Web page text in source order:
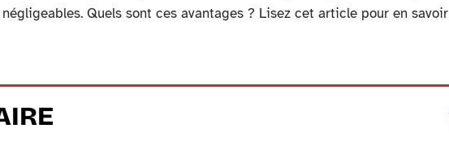
Quels sont ces avantages ? Lisez cet article pour en savoir